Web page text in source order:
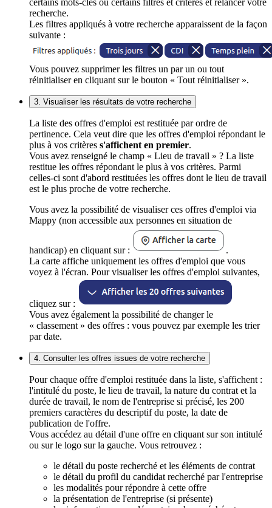
recherche.
Les filtres appliqués à votre recherche apparaissent de la façon
suivante :
Vous pouvez supprimer les filtres un par un ou tout
réinitialiser en cliquant sur le bouton « Tout réinitialiser ».
3. Visualiser les résultats de votre recherche
La liste des offres d'emploi est restituée par ordre de
pertinence. Cela veut dire que les offres d'emploi répondant le
plus à vos critères s'affichent en premier.
Vous avez renseigné le champ « Lieu de travail » ? La liste
restitue les offres répondant le plus à vos critères. Parmi
celles-ci sont d'abord restituées les offres dont le lieu de travail
est le plus proche de votre recherche.
Vous avez la possibilité de visualiser ces offres d'emploi via
Mappy (non accessible aux personnes en situation de
handicap) en cliquant sur :
.
La carte affiche uniquement les offres d'emploi que vous
voyez à l'écran. Pour visualiser les offres d'emploi suivantes,
cliquez sur :
Vous avez également la possibilité de changer le
« classement » des offres : vous pouvez par exemple les trier
par date.
4. Consulter les offres issues de votre recherche
Pour chaque offre d'emploi restituée dans la liste, s'affichent :
l'intitulé du poste, le lieu de travail, la nature du contrat et la
durée de travail, le nom de l'entreprise si précisé, les 200
premiers caractères du descriptif du poste, la date de
publication de l'offre.
Vous accédez au détail d'une offre en cliquant sur son intitulé
ou sur le logo sur la gauche. Vous retrouvez :
le détail du poste recherché et les éléments de contrat
le détail du profil du candidat recherché par l'entreprise
les modalités pour répondre à cette offre
la présentation de l'entreprise (si présente)